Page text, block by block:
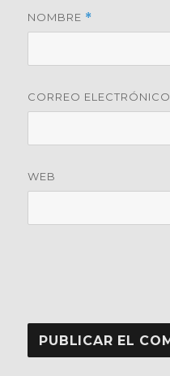
NOMBRE *
CORREO ELECTRÓNICO
WEB